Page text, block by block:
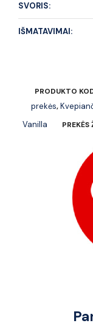
SVORIS:
IŠMATAVIMAI:
PRODUKTO
prekės,
Vanilla PREKĖS